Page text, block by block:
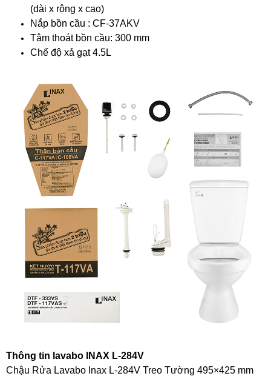
(dài x rộng x cao)
Nắp bồn cầu : CF-37AKV
Tâm thoát bồn cầu: 300 mm
Chế độ xả gạt 4.5L
Thông tin lavabo INAX L-284V
Chậu Rửa Lavabo Inax L-284V Treo Tường 495×425 mm